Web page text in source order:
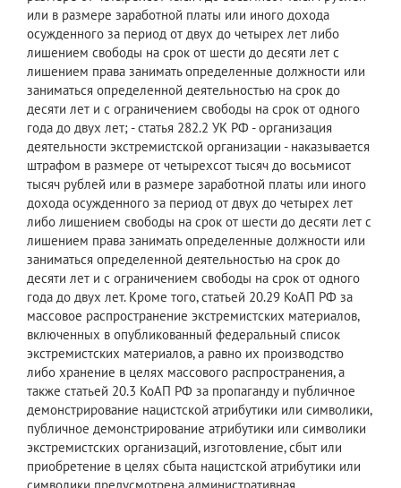
или в размере заработной платы или иного дохода
осужденного за период от двух до четырех лет либо
лишением свободы на срок от шести до десяти лет с
лишением права занимать определенные должности или
заниматься определенной деятельностью на срок до
десяти лет и с ограничением свободы на срок от одного
года до двух лет; - статья 282.2 УК РФ - организация
деятельности экстремистской организации - наказывается
штрафом в размере от четырехсот тысяч до восьмисот
тысяч рублей или в размере заработной платы или иного
дохода осужденного за период от двух до четырех лет
либо лишением свободы на срок от шести до десяти лет с
лишением права занимать определенные должности или
заниматься определенной деятельностью на срок до
десяти лет и с ограничением свободы на срок от одного
года до двух лет. Кроме того, статьей 20.29 КоАП РФ за
массовое распространение экстремистских материалов,
включенных в опубликованный федеральный список
экстремистских материалов, а равно их производство
либо хранение в целях массового распространения, а
также статьей 20.3 КоАП РФ за пропаганду и публичное
демонстрирование нацистской атрибутики или символики,
публичное демонстрирование атрибутики или символики
экстремистских организаций, изготовление, сбыт или
приобретение в целях сбыта нацистской атрибутики или